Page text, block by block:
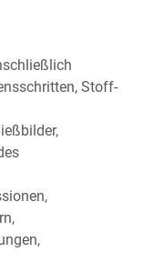
Stoff-